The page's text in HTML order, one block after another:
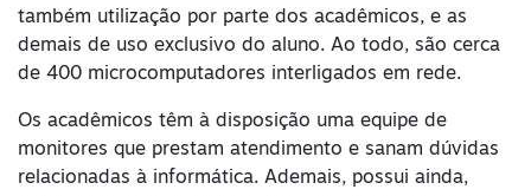
também utilização por parte dos acadêmicos, e as
demais de uso exclusivo do aluno. Ao todo, são cerca
de 400 microcomputadores interligados em rede.
Os acadêmicos têm à disposição uma equipe de
monitores que prestam atendimento e sanam dúvidas
relacionadas à informática. Ademais, possui ainda,